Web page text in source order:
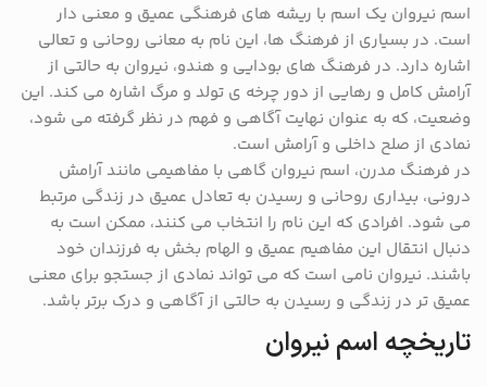
اسم نیروان یک اسم با ریشه های فرهنگی عمیق و معنی دار
است. در بسیاری از فرهنگ ها، این نام به معانی روحانی و تعالی
اشاره دارد. در فرهنگ های بودایی و هندو، نیروان به حالتی از
آرامش کامل و رهایی از دور چرخه ی تولد و مرگ اشاره می کند. این
وضعیت، که به عنوان نهایت آگاهی و فهم در نظر گرفته می شود،
نمادی از صلح داخلی و آرامش است.
در فرهنگ مدرن، اسم نیروان گاهی با مفاهیمی مانند آرامش
درونی، بیداری روحانی و رسیدن به تعادل عمیق در زندگی مرتبط
می شود. افرادی که این نام را انتخاب می کنند، ممکن است به
دنبال انتقال این مفاهیم عمیق و الهام بخش به فرزندان خود
باشند. نیروان نامی است که می تواند نمادی از جستجو برای معنی
عمیق تر در زندگی و رسیدن به حالتی از آگاهی و درک برتر باشد.
تاریخچه اسم نیروان